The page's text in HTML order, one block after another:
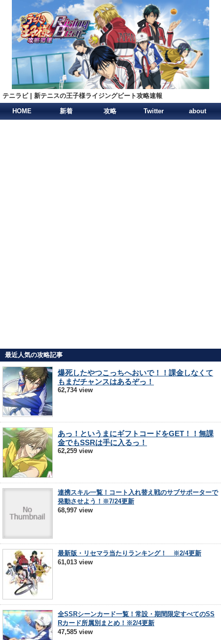
テニラビ | 新テニスの王子様ライジングビート攻略速報
HOME 新着 攻略 Twitter about
最近人気の攻略記事
爆死したやつこっちへおいで！！課金しなくて
もまだチャンスはあるぞっ！
62,734 view
あっ！というまにギフトコードをGET！！無課
金でもSSRは手に入るっ！
62,259 view
連携スキル一覧！コート入れ替え戦のサブサポーターで
発動させよう！※7/24更新
68,997 view
最新版・リセマラ当たりランキング！ ※2/4更新
61,013 view
全SSRシーンカード一覧！常設・期間限定すべてのSS
Rカード所属別まとめ！※2/4更新
47,585 view